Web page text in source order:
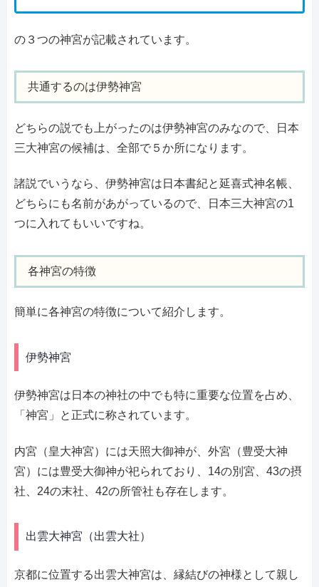
の３つの神宮が記載されています。
共通するのは伊勢神宮
どちらの説でも上がったのは伊勢神宮のみなので、日本
三大神宮の候補は、全部で５か所になります。
諸説でいうなら、伊勢神宮は日本書紀と延喜式神名帳、
どちらにも名前があがっているので、日本三大神宮の1
つに入れてもいいですね。
各神宮の特徴
簡単に各神宮の特徴について紹介します。
伊勢神宮
伊勢神宮は日本の神社の中でも特に重要な位置を占め、
「神宮」と正式に称されています。
内宮（皇大神宮）には天照大御神が、外宮（豊受大神
宮）には豊受大御神が祀られており、14の別宮、43の摂
社、24の末社、42の所管社も存在します。
出雲大神宮（出雲大社）
京都に位置する出雲大神宮は、縁結びの神様として親し